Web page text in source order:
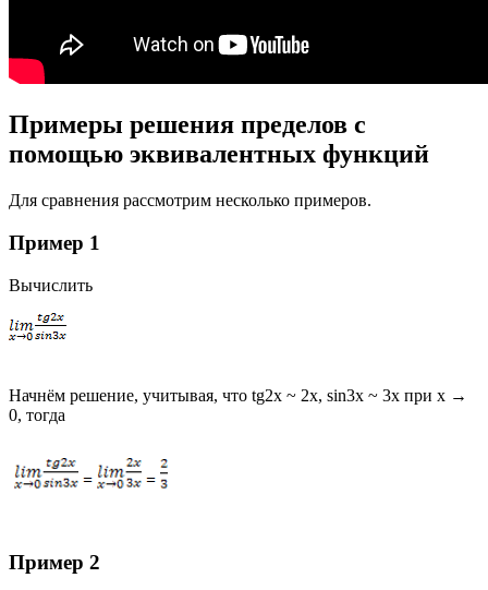
Примеры решения пределов с
помощью эквивалентных функций
Для сравнения рассмотрим несколько примеров.
Пример 1
Вычислить
Начнём решение, учитывая, что tg2x ~ 2x, sin3x ~ 3x при x →
0, тогда
Пример 2